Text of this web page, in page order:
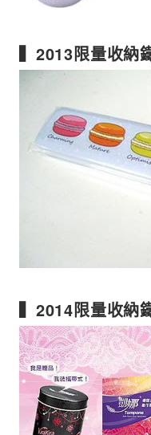
▍2013限量收納
▍2014限量收納